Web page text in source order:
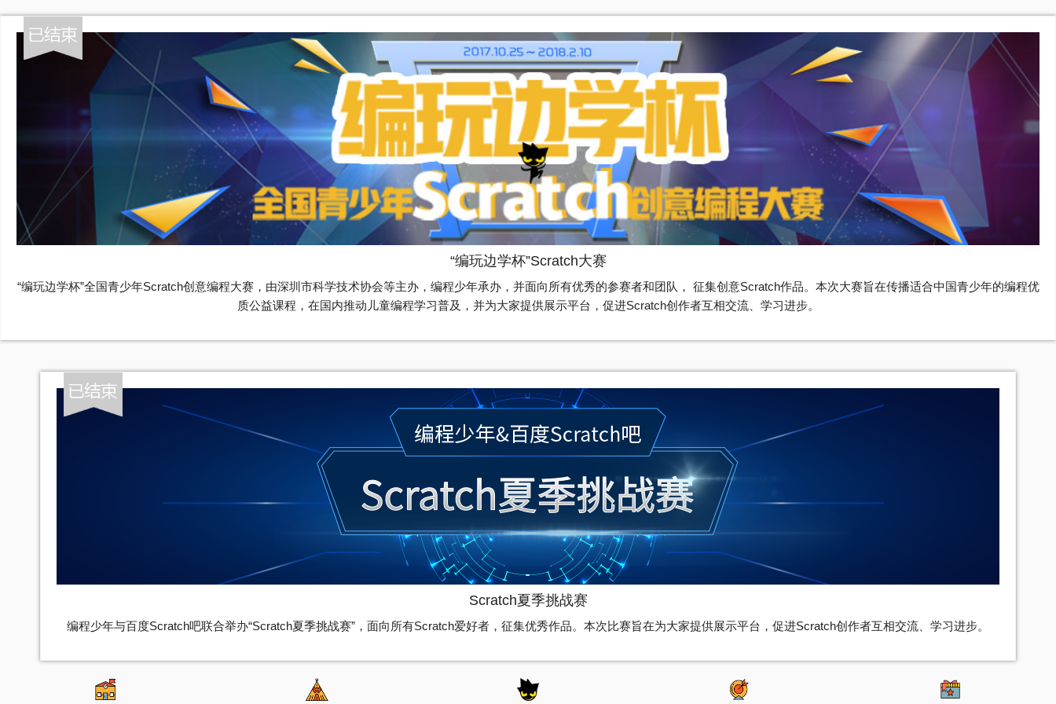
“编玩边学杯”Scratch大赛
“编玩边学杯”全国青少年Scratch创意编程大赛，由深圳市科学技术协会等主办，编程少年承办，并面向所有优秀的参赛者和团队， 征集创意Scratch作品。本次大赛旨在传播适合中国青少年的编程优
质公益课程，在国内推动儿童编程学习普及，并为大家提供展示平台，促进Scratch创作者互相交流、学习进步。
Scratch夏季挑战赛
编程少年与百度Scratch吧联合举办“Scratch夏季挑战赛”，面向所有Scratch爱好者，征集优秀作品。本次比赛旨在为大家提供展示平台，促进Scratch创作者互相交流、学习进步。